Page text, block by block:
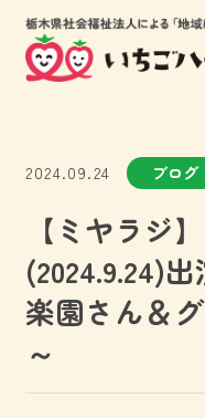
トップページ
2024.09.24 ブログ
【ミヤラジ
(2024.9.24)
楽園さん＆
～